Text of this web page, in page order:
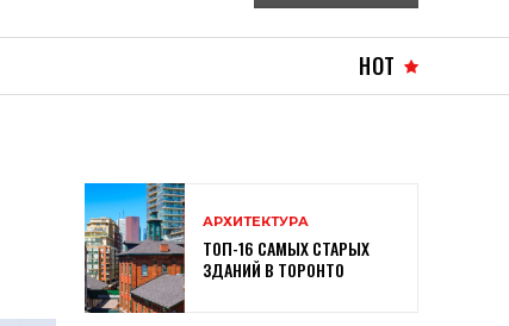
HOT
АРХИТЕКТУРА
ТОП-16 САМЫХ СТАРЫХ
ЗДАНИЙ В ТОРОНТО